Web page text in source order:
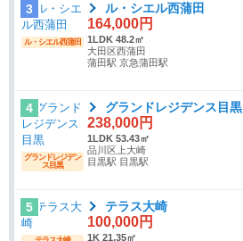
3
ル・シエル西蒲田
ル・シエル西蒲田
164,000円
1LDK 48.2㎡
大田区西蒲田
蒲田駅 京急蒲田駅
4
グランドレジデン
ス目黒
グランドレジデンス目黒
238,000円
1LDK 53.43㎡
品川区上大崎
目黒駅 目黒駅
5 テラス大崎
100,000円
1K 21.35㎡